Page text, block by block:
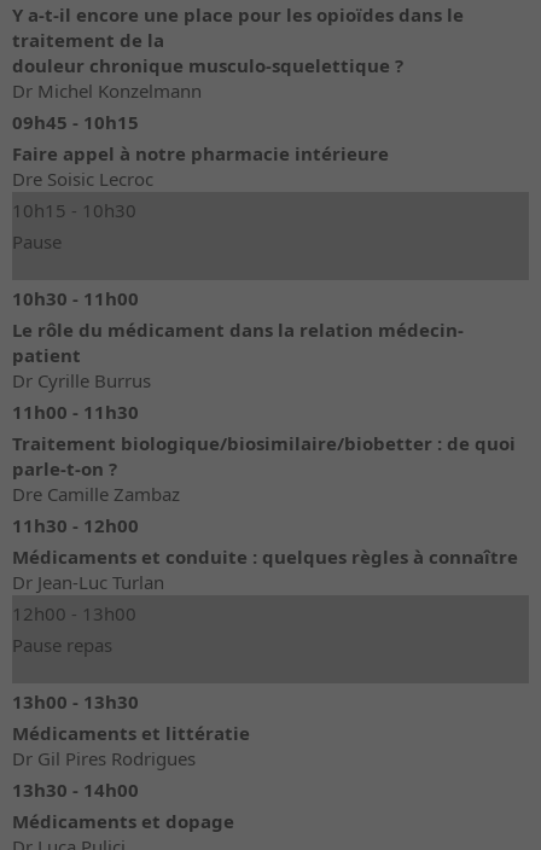
Y a-t-il encore une place pour les opioïdes dans le
traitement de la
douleur chronique musculo-squelettique ?
Dr Michel Konzelmann
09h45 - 10h15
Faire appel à notre pharmacie intérieure
Dre Soisic Lecroc
10h15 - 10h30
Pause
10h30 - 11h00
Le rôle du médicament dans la relation médecin-
patient
Dr Cyrille Burrus
11h00 - 11h30
Traitement biologique/biosimilaire/biobetter : de quoi
parle-t-on ?
Dre Camille Zambaz
11h30 - 12h00
Médicaments et conduite : quelques règles à connaître
Dr Jean-Luc Turlan
12h00 - 13h00
Pause repas
13h00 - 13h30
Médicaments et littératie
Dr Gil Pires Rodrigues
13h30 - 14h00
Médicaments et dopage